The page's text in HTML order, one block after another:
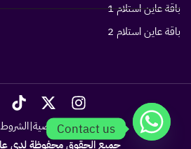
باقة عاين استلام 1
باقة عاين استلام 2
جميع الحقوق محفوظة لدي عاين
سياسة الخصوصية
Contact us